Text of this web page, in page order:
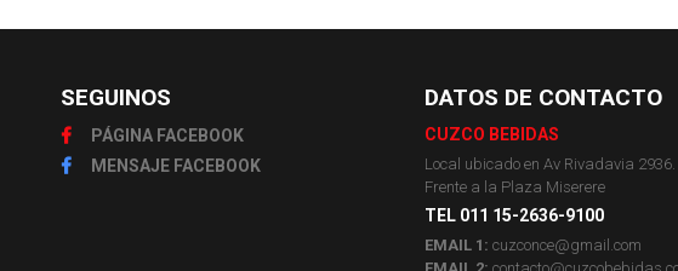
SEGUINOS
PÁGINA FACEBOOK
MENSAJE FACEBOOK
DATOS DE CONTACTO
CUZCO BEBIDAS
Local ubicado en Av Rivadavia 2936.
Frente a la Plaza Miserere
TEL 011 15-2636-9100
EMAIL 1: cuzconce@gmail.com